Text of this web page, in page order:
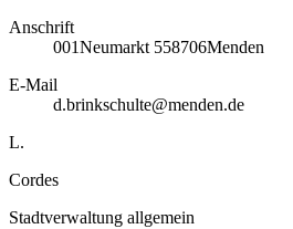
Anschrift
001Neumarkt 558706Menden
E-Mail
d.brinkschulte@menden.de
L.
Cordes
Stadtverwaltung allgemein